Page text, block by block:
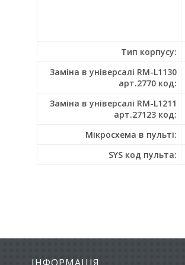
Тип корпусу:
Заміна в універсалі RM-L1130
арт.2770 код:
Заміна в універсалі RM-L1211
арт.27123 код:
Мікросхема в пульті:
SYS код пульта: